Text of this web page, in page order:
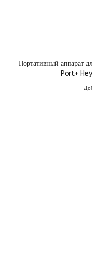
Портативный аппарат
Port+